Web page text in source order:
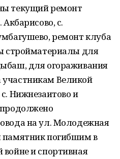
текущий ремонт
с.
ремонт клуба
стройматериалы для
для огораживания
Великой
Нижнезаитово и
на ул. Молодежная
погибшим в
и спортивная